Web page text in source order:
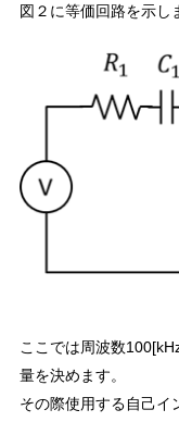
図２に等価回路を示し
図２．
ここでは周波数
量を決めます。
その際使用する自己イ